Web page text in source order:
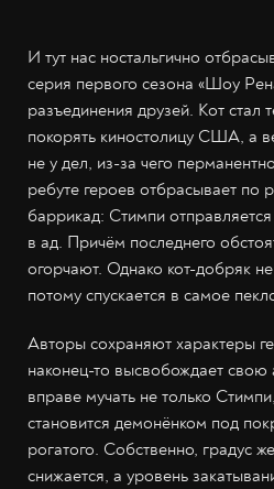
И тут нас ностальгично
серия первого сезона «Шоу
разъединения друзей. Кот стал
покорять киностолицу США, а
не у дел, из-за чего
ребуте героев отбрасывает по
баррикад: Стимпи
в ад. Причём последнего
огорчают. Однако кот-добряк
потому спускается в самое
Авторы сохраняют характеры
наконец-то высвобождает
вправе мучать не только
становится демонёнком под
рогатого. Собственно, градус
снижается, а уровень